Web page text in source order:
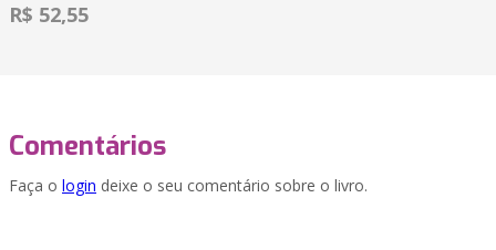
R$ 52,55
Comentários
Faça o login deixe o seu comentário sobre o livro.